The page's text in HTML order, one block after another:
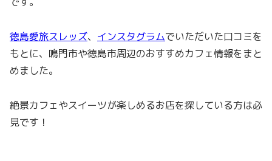
徳島愛旅スレッズ、 インスタグラムでいただいた口コミを
もとに、鳴門市や徳島市周辺のおすすめカフェ情報をまと
めました。
絶景カフェやスイーツが楽しめるお店を探している方は必
見です！